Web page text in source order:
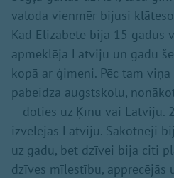
valoda vienmēr bijusi
Kad Elizabete bija 15 gadus
apmeklēja Latviju un gadu
kopā ar ģimeni. Pēc tam
pabeidza augstskolu,
– doties uz Ķīnu vai Latviju.
izvēlējās Latviju. Sākotnēji
uz gadu, bet dzīvei bija citi
dzīves mīlestību, apprecējās